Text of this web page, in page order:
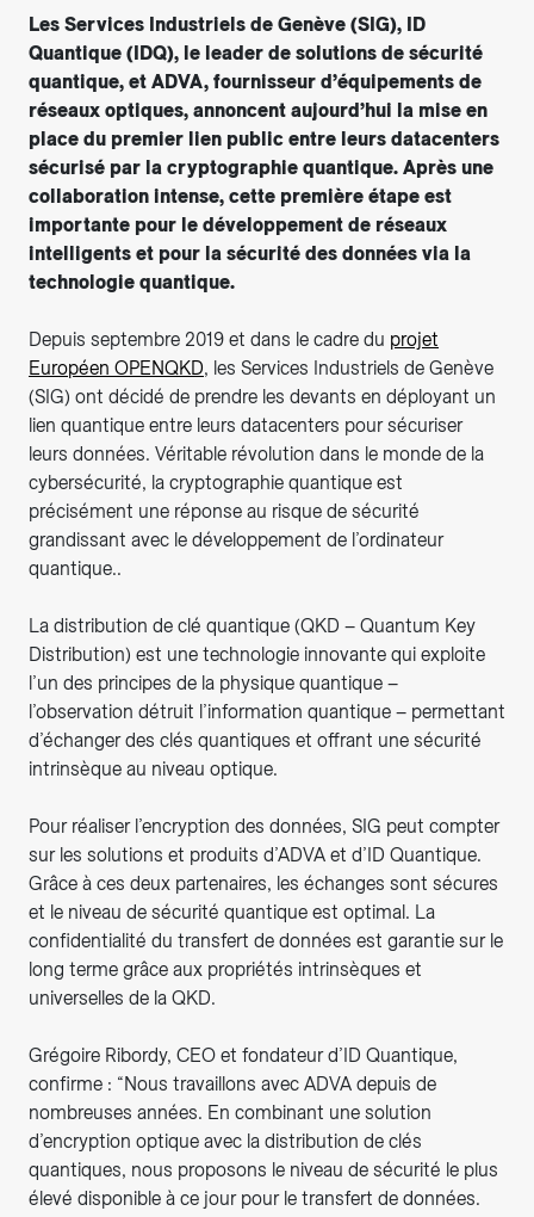
Les Services Industriels de Genève (SIG), ID
Quantique (IDQ), le leader de solutions de sécurité
quantique, et ADVA, fournisseur d’équipements de
réseaux optiques, annoncent aujourd’hui la mise en
place du premier lien public entre leurs datacenters
sécurisé par la cryptographie quantique. Après une
collaboration intense, cette première étape est
importante pour le développement de réseaux
intelligents et pour la sécurité des données via la
technologie quantique.
Depuis septembre 2019 et dans le cadre du projet
Européen OPENQKD, les Services Industriels de Genève
(SIG) ont décidé de prendre les devants en déployant un
lien quantique entre leurs datacenters pour sécuriser
leurs données. Véritable révolution dans le monde de la
cybersécurité, la cryptographie quantique est
précisément une réponse au risque de sécurité
grandissant avec le développement de l’ordinateur
quantique..
La distribution de clé quantique (QKD – Quantum Key
Distribution) est une technologie innovante qui exploite
l’un des principes de la physique quantique –
l’observation détruit l’information quantique – permettant
d’échanger des clés quantiques et offrant une sécurité
intrinsèque au niveau optique.
Pour réaliser l’encryption des données, SIG peut compter
sur les solutions et produits d’ADVA et d’ID Quantique.
Grâce à ces deux partenaires, les échanges sont sécures
et le niveau de sécurité quantique est optimal. La
confidentialité du transfert de données est garantie sur le
long terme grâce aux propriétés intrinsèques et
universelles de la QKD.
Grégoire Ribordy, CEO et fondateur d’ID Quantique,
confirme : “Nous travaillons avec ADVA depuis de
nombreuses années. En combinant une solution
d’encryption optique avec la distribution de clés
quantiques, nous proposons le niveau de sécurité le plus
élevé disponible à ce jour pour le transfert de données.